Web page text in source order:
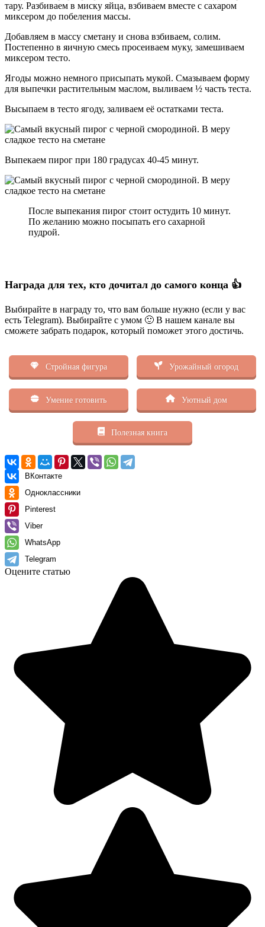
тару. Разбиваем в миску яйца, взбиваем вместе с сахаром
миксером до побеления массы.
Добавляем в массу сметану и снова взбиваем, солим.
Постепенно в яичную смесь просеиваем муку, замешиваем
миксером тесто.
Ягоды можно немного присыпать мукой. Смазываем форму
для выпечки растительным маслом, выливаем ½ часть теста.
Высыпаем в тесто ягоду, заливаем её остатками теста.
Выпекаем пирог при 180 градусах 40-45 минут.
После выпекания пирог стоит остудить 10 минут.
По желанию можно посыпать его сахарной
пудрой.
Награда для тех, кто дочитал до самого конца 👍
Выбирайте в награду то, что вам больше нужно (если у вас
есть Telegram). Выбирайте с умом 🙂 В нашем канале вы
сможете забрать подарок, который поможет этого достичь.
Стройная фигура Урожайный огород
Умение готовить Уютный дом
Полезная книга
ВКонтакте
Одноклассники
Pinterest
Viber
WhatsApp
Telegram
Оцените статью